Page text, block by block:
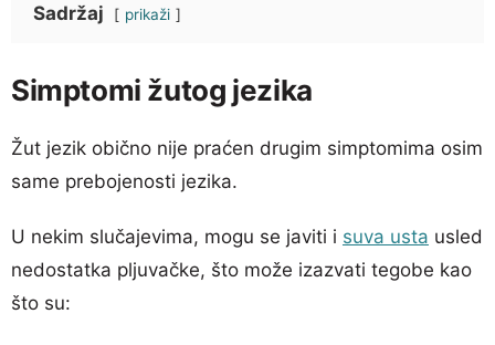
Sadržaj prikaži
Simptomi žutog jezika
Žut jezik obično nije praćen drugim simptomima osim
same prebojenosti jezika.
U nekim slučajevima, mogu se javiti i suva usta usled
nedostatka pljuvačke, što može izazvati tegobe kao
što su: